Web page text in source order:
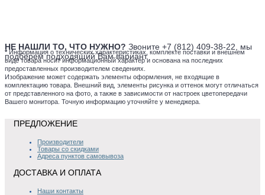
НЕ НАШЛИ ТО, ЧТО НУЖНО? Звоните +7 (812) 409-38-22, мы
подберем подходящий Вам вариант.
* Информация о технических характеристиках, комплекте поставки и внешнем
виде товара носит информационный характер и основана на последних
предоставленных производителем сведениях.
Изображение может содержать элементы оформления, не входящие в
комплектацию товара. Внешний вид, элементы рисунка и оттенок могут отличаться
от представленного на фото, а также в зависимости от настроек цветопередачи
Вашего монитора. Точную информацию уточняйте у менеджера.
ПРЕДЛОЖЕНИЕ
Производители
Товары со скидками
Адреса пунктов самовывоза
ДОСТАВКА И ОПЛАТА
Наши контакты